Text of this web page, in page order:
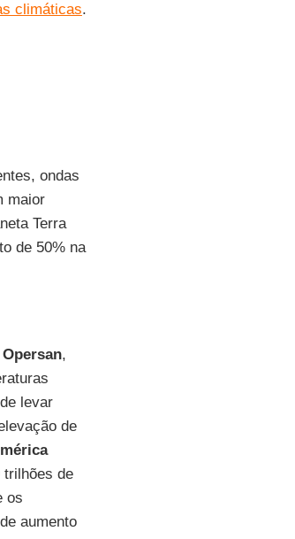
climáticas.
ondas
maior
Terra
de 50% na
,
levar
de
trilhões de
os
aumento